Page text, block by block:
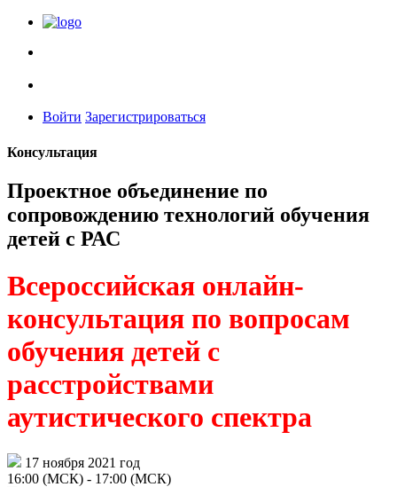
Войти Зарегистрироваться
Консультация
Проектное объединение по
сопровождению технологий обучения
детей с РАС
Всероссийская онлайн-
консультация по вопросам
обучения детей с
расстройствами
аутистического спектра
17 ноября 2021 год
16:00 (МСК) - 17:00 (МСК)